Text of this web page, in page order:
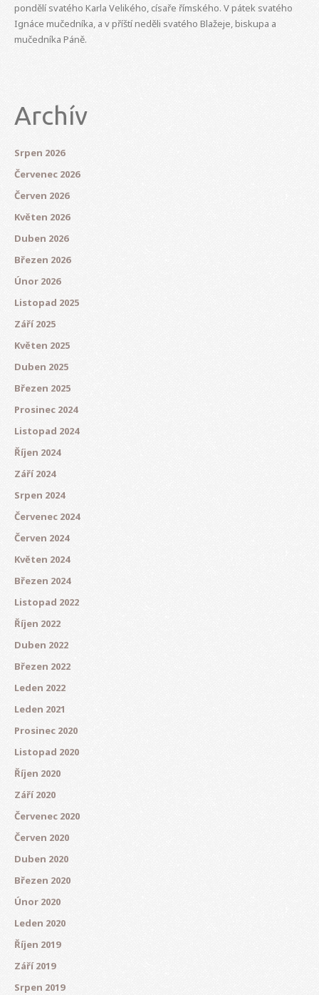
pondělí svatého Karla Velikého, císaře římského. V pátek svatého
Ignáce mučedníka, a v příští neděli svatého Blažeje, biskupa a
mučedníka Páně.
Archív
Srpen 2026
Červenec 2026
Červen 2026
Květen 2026
Duben 2026
Březen 2026
Únor 2026
Listopad 2025
Září 2025
Květen 2025
Duben 2025
Březen 2025
Prosinec 2024
Listopad 2024
Říjen 2024
Září 2024
Srpen 2024
Červenec 2024
Červen 2024
Květen 2024
Březen 2024
Listopad 2022
Říjen 2022
Duben 2022
Březen 2022
Leden 2022
Leden 2021
Prosinec 2020
Listopad 2020
Říjen 2020
Září 2020
Červenec 2020
Červen 2020
Duben 2020
Březen 2020
Únor 2020
Leden 2020
Říjen 2019
Září 2019
Srpen 2019